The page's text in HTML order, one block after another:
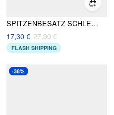
SPITZENBESATZ SCHLEIFE EINTEILER KURVE & PLUS
17,30 € 27,90 €
FLASH SHIPPING
-38%